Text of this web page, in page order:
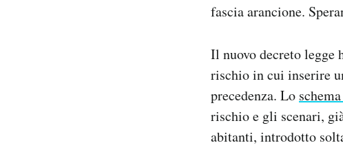
fascia arancione.
Il nuovo decreto legge
rischio in cui inserire
precedenza. Lo
rischio e gli scenari,
abitanti, introdotto